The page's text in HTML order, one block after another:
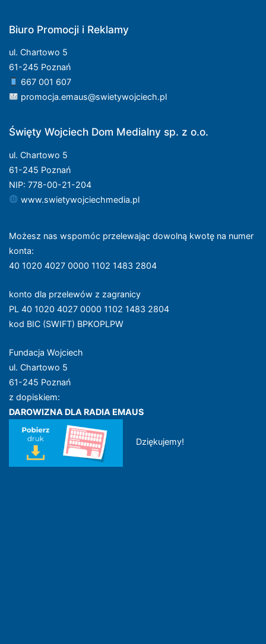
Biuro Promocji i Reklamy
ul. Chartowo 5
61-245 Poznań
667 001 607
promocja.emaus@swietywojciech.pl
Święty Wojciech Dom Medialny sp. z o.o.
ul. Chartowo 5
61-245 Poznań
NIP: 778-00-21-204
www.swietywojciechmedia.pl
Możesz nas wspomóc przelewając dowolną kwotę na numer
konta:
40 1020 4027 0000 1102 1483 2804
konto dla przelewów z zagranicy
PL 40 1020 4027 0000 1102 1483 2804
kod BIC (SWIFT) BPKOPLPW
Fundacja Wojciech
ul. Chartowo 5
61-245 Poznań
z dopiskiem:
DAROWIZNA DLA RADIA EMAUS
Dziękujemy!